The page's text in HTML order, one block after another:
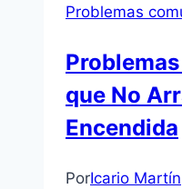
Problemas
que No
Encendida
PorIcario Martín